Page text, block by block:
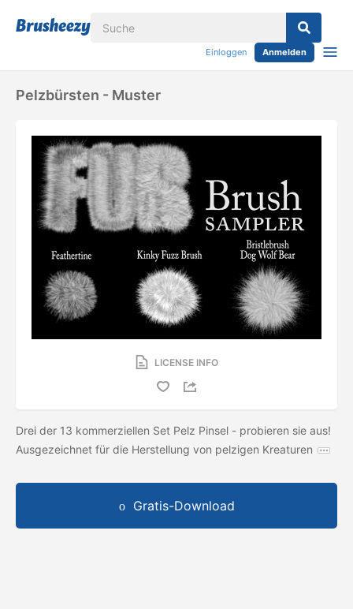
Einloggen Anmelden
Pelzbürsten - Muster
LICENSE INFO
Drei der 13 kommerziellen Set Pelz Pinsel - probieren sie aus!
Ausgezeichnet für die Herstellung von pelzigen Kreaturen
Gratis-Download